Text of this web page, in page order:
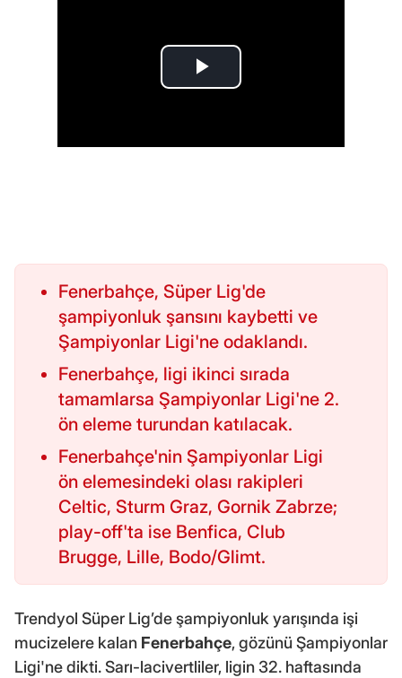
Fenerbahçe, Süper Lig'de
şampiyonluk şansını kaybetti ve
Şampiyonlar Ligi'ne odaklandı.
Fenerbahçe, ligi ikinci sırada
tamamlarsa Şampiyonlar Ligi'ne 2.
ön eleme turundan katılacak.
Fenerbahçe'nin Şampiyonlar Ligi
ön elemesindeki olası rakipleri
Celtic, Sturm Graz, Gornik Zabrze;
play-off'ta ise Benfica, Club
Brugge, Lille, Bodo/Glimt.
Trendyol Süper Lig’de şampiyonluk yarışında işi
mucizelere kalan Fenerbahçe, gözünü Şampiyonlar
Ligi'ne dikti. Sarı-lacivertliler, ligin 32. haftasında